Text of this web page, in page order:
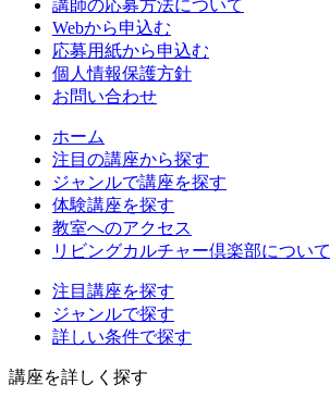
講師の応募方法について
Webから申込む
応募用紙から申込む
個人情報保護方針
お問い合わせ
ホーム
注目の講座から探す
ジャンルで講座を探す
体験講座を探す
教室へのアクセス
リビングカルチャー倶楽部について
注目講座を探す
ジャンルで探す
詳しい条件で探す
講座を詳しく探す